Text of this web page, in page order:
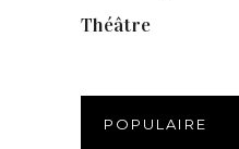
Théâtre
POPULAIRE